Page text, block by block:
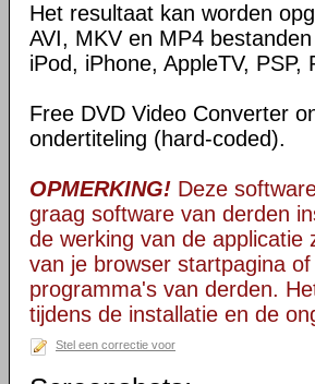
Het resultaat kan worden
AVI, MKV en MP4
iPod, iPhone, AppleTV,
Free DVD Video Converter
ondertiteling (hard-coded).
OPMERKING! Deze
graag software van derden
de werking van de applicatie
van je browser startpagina
programma's van derden.
tijdens de installatie en de
Stel een correctie voor